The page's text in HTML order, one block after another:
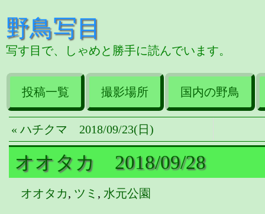
野鳥写目
写す目で、しゃめと勝手に読んでいます。
投稿一覧 撮影場所 国内の野鳥
« ハチクマ 2018/09/23(日)
オオタカ 2018/09/28
オオタカ, ツミ , 水元公園